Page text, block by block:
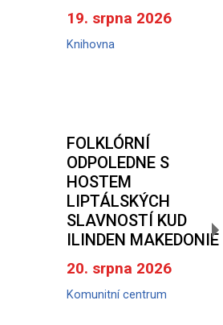
19. srpna 2026
Knihovna
FOLKLÓRNÍ
ODPOLEDNE S
HOSTEM
LIPTÁLSKÝCH
SLAVNOSTÍ KUD
ILINDEN MAKEDONIE
20. srpna 2026
Komunitní centrum